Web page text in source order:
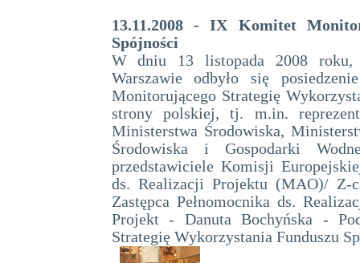
13.11.2008 - IX Komitet
Spójności
W dniu 13 listopada 2008 roku,
Warszawie odbyło się
Monitorującego Strategię
strony polskiej, tj. m.in.
Ministerstwa Środowiska,
Środowiska i Gospodarki
przedstawiciele Komisji
ds. Realizacji Projektu (MAO)/ Z-
Zastępca Pełnomocnika ds.
Projekt - Danuta Bochyńska -
Strategię Wykorzystania Funduszu